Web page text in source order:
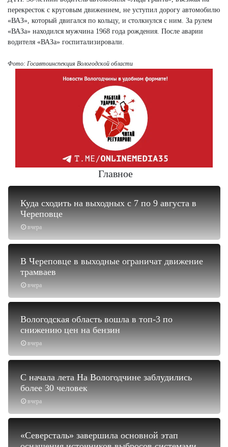
перекресток с круговым движением, не уступил дорогу автомобилю
«ВАЗ», который двигался по кольцу, и столкнулся с ним. За рулем
«ВАЗа» находился мужчина 1968 года рождения. После аварии
водителя «ВАЗа» госпитализировали.
Фото: Госавтоинспекция Вологодской области
Главное
вчера
Куда сходить на выходных с 7 по 9 августа в
Череповце
вчера
В Череповце в выходные ограничат движение
трамваев
вчера
Вологодская область вошла в топ-3 по
снижению цен на бензин
вчера
С начала лета На Вологодчине заблудились
более 30 человек
«Северсталь» завершила основной этап